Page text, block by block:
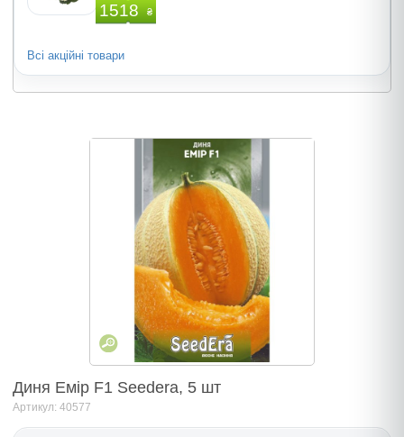
1518 ₴
Всі акційні товари
Диня Емір F1 Seedera, 5 шт
Артикул: 40577